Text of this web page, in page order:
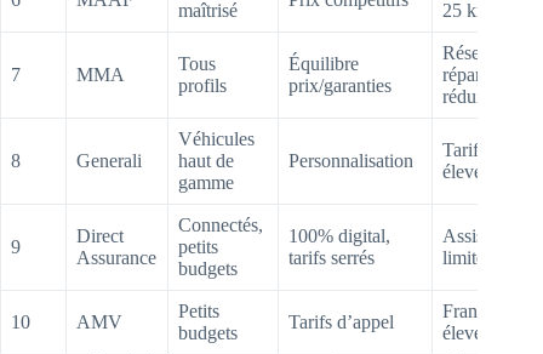
maîtrisé 25 km
7 MMA
Tous
profils
Équilibre
prix/garanties
Réseau
réparateurs
réduit
8 Generali
Véhicules
haut de
gamme
Personnalisation
Tarifs
élevés
9
Direct
Assurance
Connectés,
petits
budgets
100% digital,
tarifs serrés
Assistance
limitée
10 AMV
Petits
budgets
Tarifs d’appel
Franchises
élevées